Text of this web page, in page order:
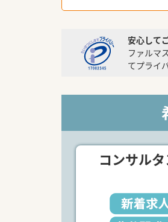
安心して
ファルマ
てプライ
コンサル